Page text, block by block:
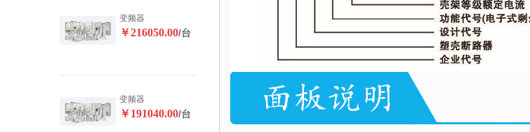
变频器
￥216050.00/台
变频器
￥191040.00/台